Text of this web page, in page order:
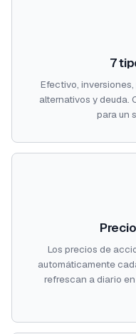
7
Efectivo,
alternativos y deuda.
para un
Los precios de
automáticamente
refrescan a diario